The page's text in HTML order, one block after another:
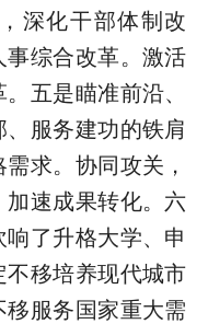
深化干部体制改
综合改革。激活
五是瞄准前沿、
服务建功的铁肩
求。协同攻关，
速成果转化。六
了升格大学、申
移培养现代城市
服务国家重大需